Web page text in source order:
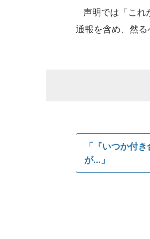
声明では「これ
通報を含め、然る
「『いつか付
が...」